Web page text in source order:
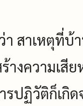
สาเหตุที่บ้
างความเสี
ปฏิวัติก็เกิด